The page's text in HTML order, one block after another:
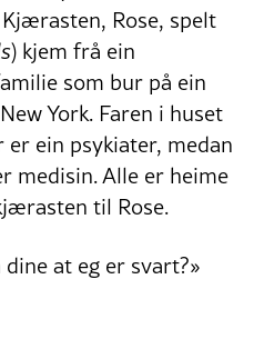
Kjærasten, Rose, spelt
) kjem frå ein
som bur på ein
York. Faren i huset
ein psykiater, medan
medisin. Alle er heime
til Rose.
at eg er svart?»